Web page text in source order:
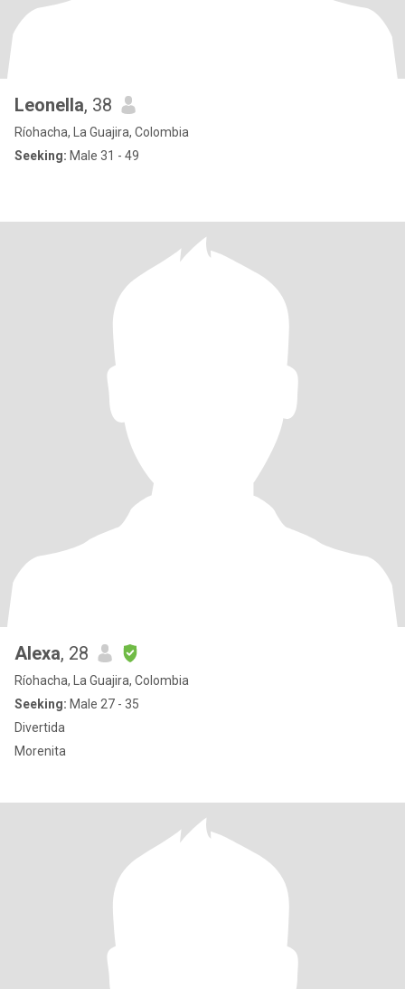
Leonella, 38
Ríohacha, La Guajira, Colombia
Seeking: Male 31 - 49
Alexa, 28
Ríohacha, La Guajira, Colombia
Seeking: Male 27 - 35
Divertida
Morenita